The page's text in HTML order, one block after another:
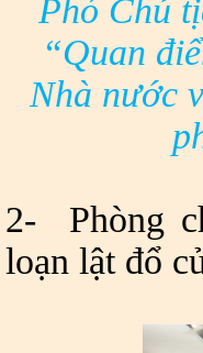
Phó Chủ
“Quan
Nhà nước
2-
Phòng
loạn lật đổ